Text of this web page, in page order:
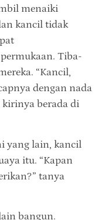
menaiki
kancil tidak
Tiba-
“Kancil,
dengan nada
kirinya berada di
yang lain, kancil
itu. “Kapan
tanya
bangun.